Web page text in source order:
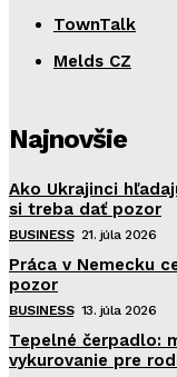
TownTalk
Melds CZ
Najnovšie
Ako Ukrajinci
si treba dať pozor
BUSINESS 21. júla 2026
Práca v Nemecku
pozor
BUSINESS 13. júla 2026
Tepelné čerpadlo:
vykurovanie pre